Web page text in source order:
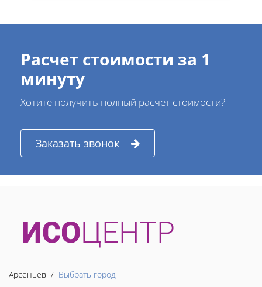
Расчет стоимости за 1
минуту
Хотите получить полный расчет стоимости?
Заказать звонок
Арсеньев / Выбрать город